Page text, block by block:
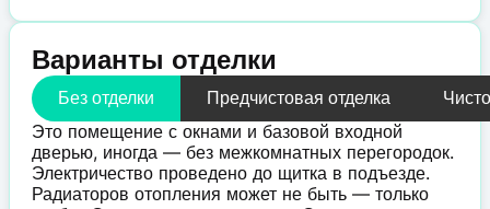
Варианты отделки
Без отделки Предчистовая отделка
Это помещение с окнами и базовой входной
дверью, иногда — без межкомнатных перегородок.
Электричество проведено до щитка в подъезде.
Радиаторов отопления может не быть — только